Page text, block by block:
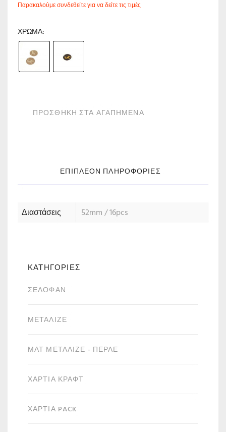
Παρακαλούμε συνδεθείτε για να δείτε τις τιμές
ΧΡΏΜΑ
ΠΡΟΣΘΗΚΗ ΣΤΑ ΑΓΑΠΗΜΕΝΑ
ΕΠΙΠΛΈΟΝ ΠΛΗΡΟΦΟΡΊΕΣ
Διαστάσεις 52mm / 16pcs
ΚΑΤΗΓΟΡΙΕΣ
ΣΕΛΟΦΆΝ
ΜΕΤΑΛΙΖΈ
ΜΑΤ ΜΕΤΑΛΙΖΈ - ΠΕΡΛΈ
ΧΑΡΤΙΆ ΚΡΑΦΤ
ΧΑΡΤΙΆ PACK